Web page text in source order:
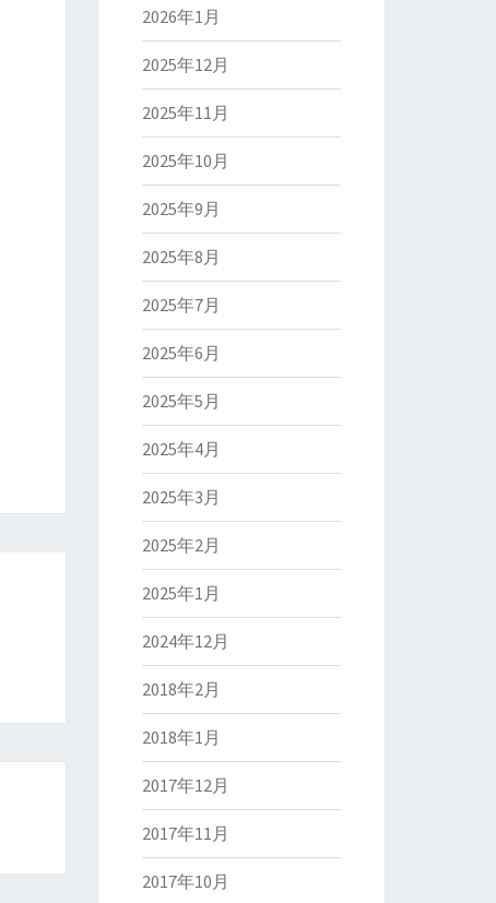
2026年1月
2025年12月
2025年11月
2025年10月
2025年9月
2025年8月
2025年7月
2025年6月
2025年5月
2025年4月
2025年3月
2025年2月
2025年1月
2024年12月
2018年2月
2018年1月
2017年12月
2017年11月
2017年10月